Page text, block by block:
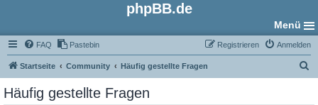
phpBB.de
Menü
FAQ Pastebin Anmelden
Registrieren
Startseite Community Häufig gestellte Fragen
Häufig gestellte Fragen